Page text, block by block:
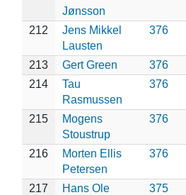
Jønsson
212
Jens Mikkel
Lausten
376
213 Gert Green
376
214
Tau
Rasmussen
376
215
Mogens
Stoustrup
376
216
Morten Ellis
Petersen
376
217
Hans Ole
375